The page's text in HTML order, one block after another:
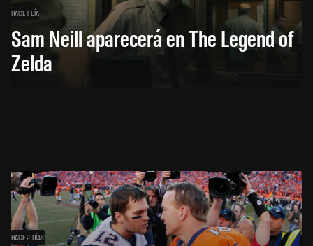
HACE 1 DÍA
Sam Neill aparecerá en The Legend of
Zelda
HACE 2 DÍAS